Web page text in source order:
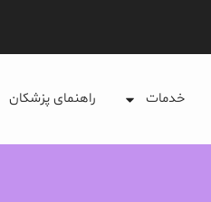
خدمات راهنمای پزشکان